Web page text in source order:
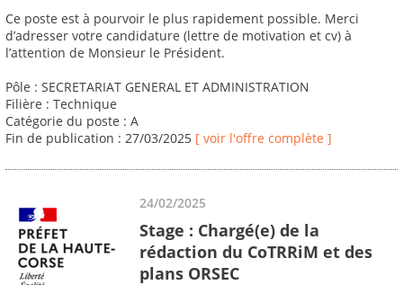
Ce poste est à pourvoir le plus rapidement possible. Merci
d’adresser votre candidature (lettre de motivation et cv) à
l’attention de Monsieur le Président.
Pôle : SECRETARIAT GENERAL ET ADMINISTRATION
Filière : Technique
Catégorie du poste : A
Fin de publication : 27/03/2025 [ voir l'offre complète ]
24/02/2025
Stage : Chargé(e) de la
rédaction du CoTRRiM et des
plans ORSEC